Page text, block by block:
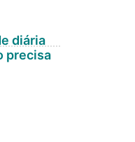
diária
precisa